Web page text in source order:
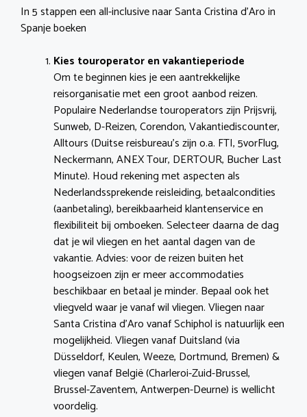
In 5 stappen een all-inclusive naar Santa Cristina d’Aro in
Spanje boeken
Kies touroperator en vakantieperiode
Om te beginnen kies je een aantrekkelijke
reisorganisatie met een groot aanbod reizen.
Populaire Nederlandse touroperators zijn Prijsvrij,
Sunweb, D-Reizen, Corendon, Vakantiediscounter,
Alltours (Duitse reisbureau’s zijn o.a. FTI, 5vorFlug,
Neckermann, ANEX Tour, DERTOUR, Bucher Last
Minute). Houd rekening met aspecten als
Nederlandssprekende reisleiding, betaalcondities
(aanbetaling), bereikbaarheid klantenservice en
flexibiliteit bij omboeken. Selecteer daarna de dag
dat je wil vliegen en het aantal dagen van de
vakantie. Advies: voor de reizen buiten het
hoogseizoen zijn er meer accommodaties
beschikbaar en betaal je minder. Bepaal ook het
vliegveld waar je vanaf wil vliegen. Vliegen naar
Santa Cristina d’Aro vanaf Schiphol is natuurlijk een
mogelijkheid. Vliegen vanaf Duitsland (via
Düsseldorf, Keulen, Weeze, Dortmund, Bremen) &
vliegen vanaf België (Charleroi-Zuid-Brussel,
Brussel-Zaventem, Antwerpen-Deurne) is wellicht
voordelig.